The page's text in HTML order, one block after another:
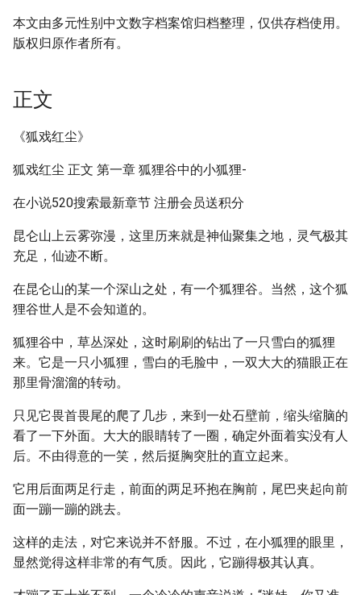
本文由多元性别中文数字档案馆归档整理，仅供存档使用。
版权归原作者所有。
正文
《狐戏红尘》
狐戏红尘 正文 第一章 狐狸谷中的小狐狸-
在小说520搜索最新章节 注册会员送积分
昆仑山上云雾弥漫，这里历来就是神仙聚集之地，灵气极其
充足，仙迹不断。
在昆仑山的某一个深山之处，有一个狐狸谷。当然，这个狐
狸谷世人是不会知道的。
狐狸谷中，草丛深处，这时刷刷的钻出了一只雪白的狐狸
来。它是一只小狐狸，雪白的毛脸中，一双大大的猫眼正在
那里骨溜溜的转动。
只见它畏首畏尾的爬了几步，来到一处石壁前，缩头缩脑的
看了一下外面。大大的眼睛转了一圈，确定外面着实没有人
后。不由得意的一笑，然后挺胸突肚的直立起来。
它用后面两足行走，前面的两足环抱在胸前，尾巴夹起向前
面一蹦一蹦的跳去。
这样的走法，对它来说并不舒服。不过，在小狐狸的眼里，
显然觉得这样非常的有气质。因此，它蹦得极其认真。